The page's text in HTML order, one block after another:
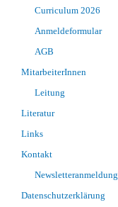
Curriculum 2026
Anmeldeformular
AGB
MitarbeiterInnen
Leitung
Literatur
Links
Kontakt
Newsletteranmeldung
Datenschutzerklärung